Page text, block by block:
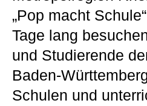
„Pop macht
Tage lang
und Studierende
Baden-
Schulen und